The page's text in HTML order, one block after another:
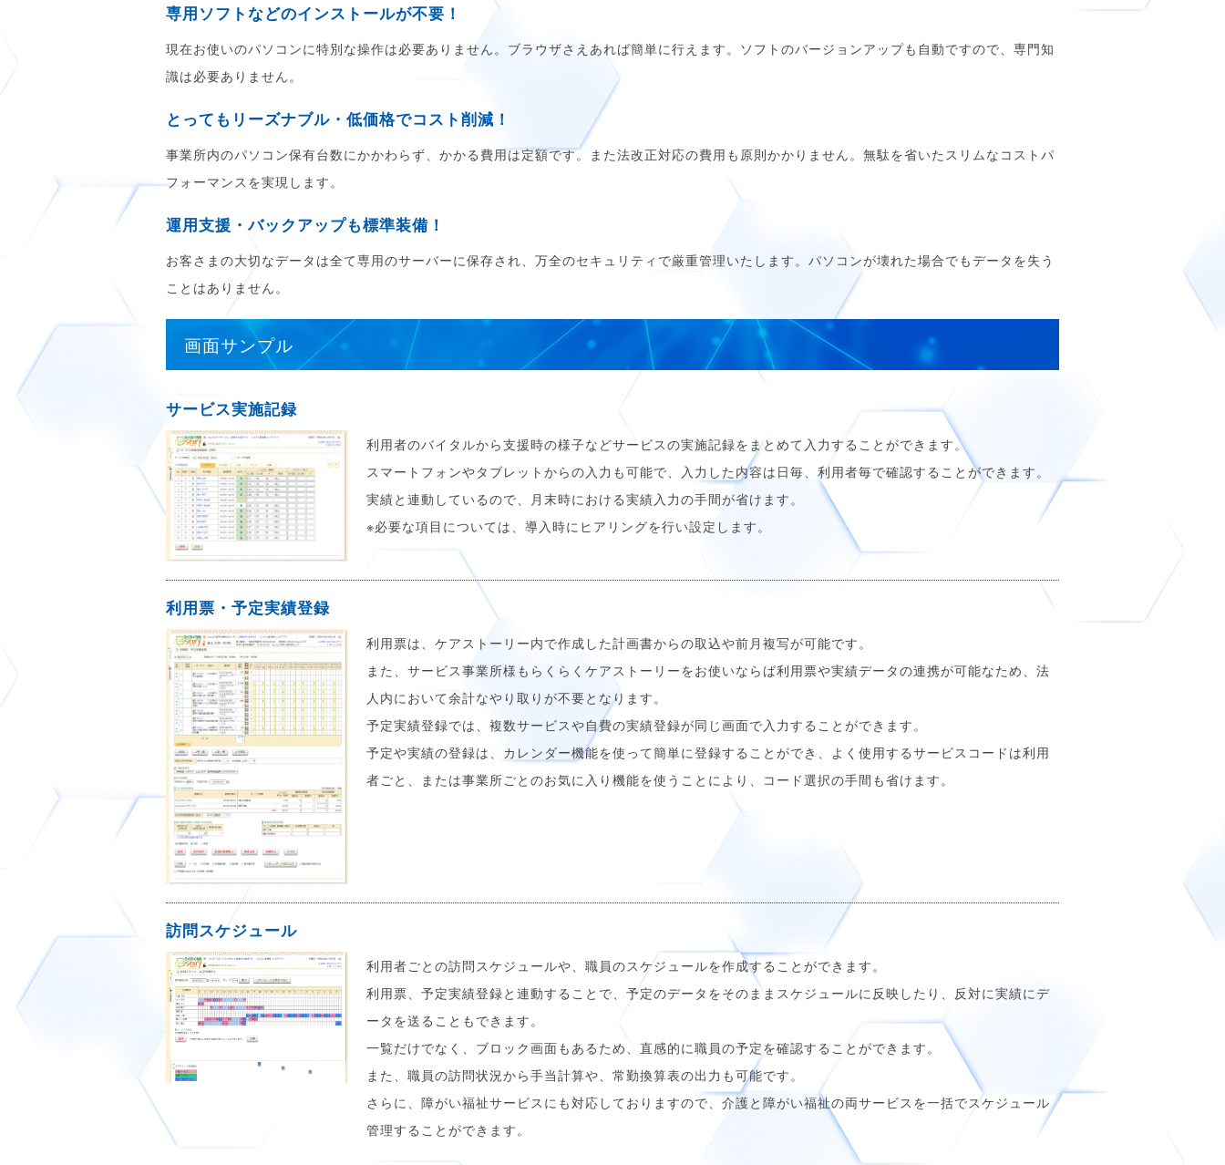
専用ソフトなどのインストールが不要！
現在お使いのパソコンに特別な操作は必要ありません。ブラウザさえあれば簡単に行えます。ソフトのバージョンアップも自動ですので、専門知
識は必要ありません。
とってもリーズナブル・低価格でコスト削減！
事業所内のパソコン保有台数にかかわらず、かかる費用は定額です。また法改正対応の費用も原則かかりません。無駄を省いたスリムなコストパ
フォーマンスを実現します。
運用支援・バックアップも標準装備！
お客さまの大切なデータは全て専用のサーバーに保存され、万全のセキュリティで厳重管理いたします。パソコンが壊れた場合でもデータを失う
ことはありません。
画面サンプル
サービス実施記録
利用者のバイタルから支援時の様子などサービスの実施記録をまとめて入力することができます。
スマートフォンやタブレットからの入力も可能で、入力した内容は日毎、利用者毎で確認することができます。
実績と連動しているので、月末時における実績入力の手間が省けます。
※必要な項目については、導入時にヒアリングを行い設定します。
利用票・予定実績登録
利用票は、ケアストーリー内で作成した計画書からの取込や前月複写が可能です。
また、サービス事業所様もらくらくケアストーリーをお使いならば利用票や実績データの連携が可能なため、法
人内において余計なやり取りが不要となります。
予定実績登録では、複数サービスや自費の実績登録が同じ画面で入力することができます。
予定や実績の登録は、カレンダー機能を使って簡単に登録することができ、よく使用するサービスコードは利用
者ごと、または事業所ごとのお気に入り機能を使うことにより、コード選択の手間も省けます。
訪問スケジュール
利用者ごとの訪問スケジュールや、職員のスケジュールを作成することができます。
利用票、予定実績登録と連動することで、予定のデータをそのままスケジュールに反映したり、反対に実績にデ
ータを送ることもできます。
一覧だけでなく、ブロック画面もあるため、直感的に職員の予定を確認することができます。
また、職員の訪問状況から手当計算や、常勤換算表の出力も可能です。
さらに、障がい福祉サービスにも対応しておりますので、介護と障がい福祉の両サービスを一括でスケジュール
管理することができます。